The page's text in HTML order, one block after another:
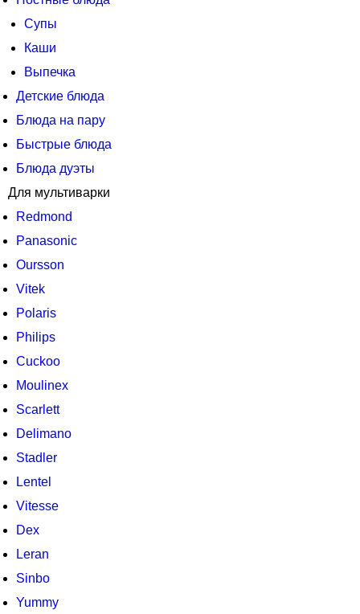
Супы
Каши
Выпечка
Детские блюда
Блюда на пару
Быстрые блюда
Блюда дуэты
Для мультиварки
Redmond
Panasonic
Oursson
Vitek
Polaris
Philips
Cuckoo
Moulinex
Scarlett
Delimano
Stadler
Lentel
Vitesse
Dex
Leran
Sinbo
Yummy